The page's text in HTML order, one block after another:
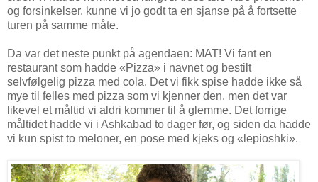
og forsinkelser, kunne vi jo godt ta en sjanse på å fortsette
turen på samme måte.
Da var det neste punkt på agendaen: MAT! Vi fant en
restaurant som hadde «Pizza» i navnet og bestilt
selvfølgelig pizza med cola. Det vi fikk spise hadde ikke så
mye til felles med pizza som vi kjenner den, men det var
likevel et måltid vi aldri kommer til å glemme. Det forrige
måltidet hadde vi i Ashkabad to dager før, og siden da hadde
vi kun spist to meloner, en pose med kjeks og «lepioshki».